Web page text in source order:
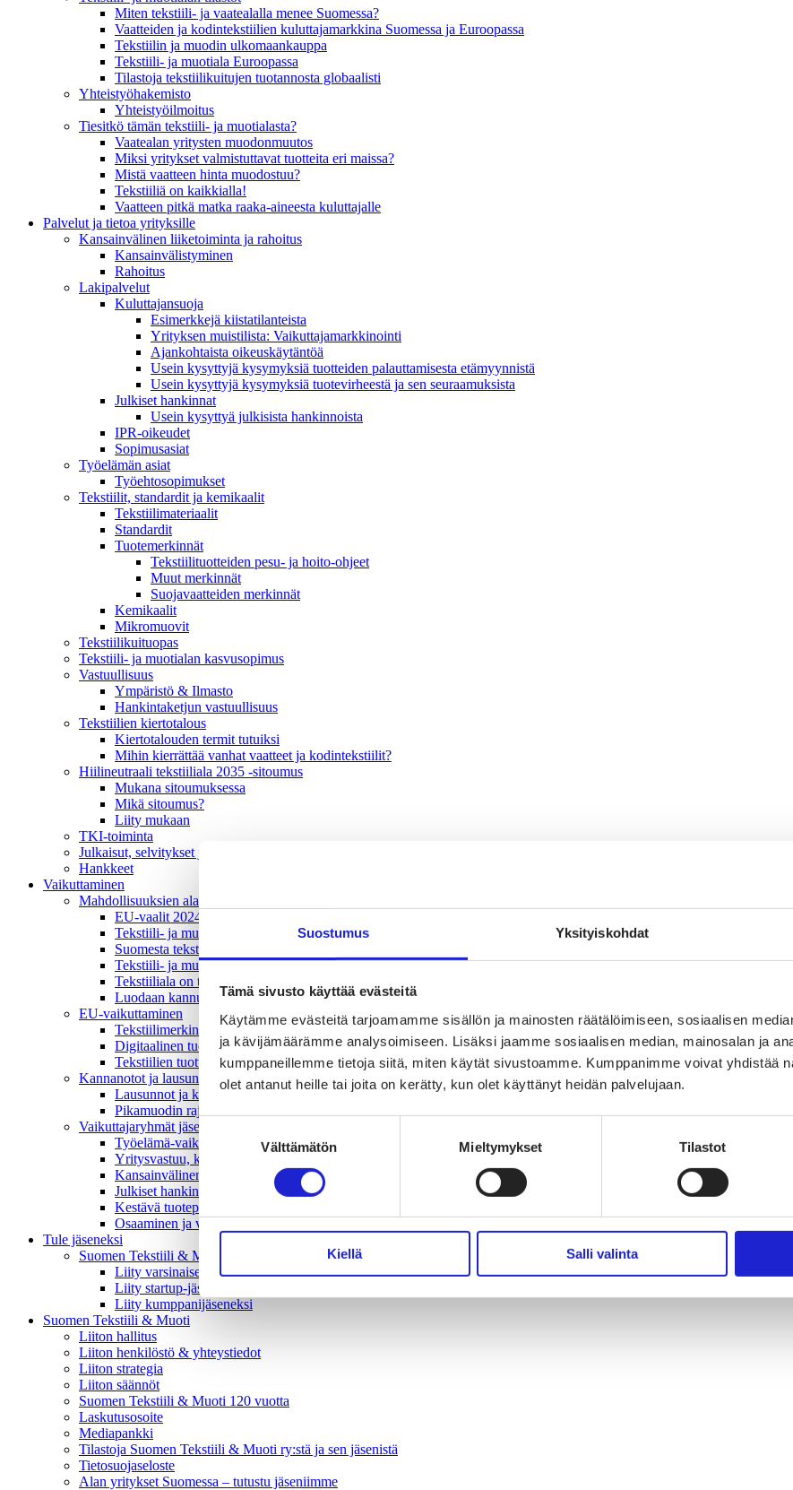
Suostumus Yksityiskohdat
Tämä sivusto käyttää evästeitä
Käytämme evästeitä tarjoamamme sisällön ja mainosten räätälöimiseen, sosiaalisen
ja kävijämäärämme analysoimiseen. Lisäksi jaamme sosiaalisen median, mainosalan ja
kumppaneillemme tietoja siitä, miten käytät sivustoamme. Kumppanimme voivat yhdistää
olet antanut heille tai joita on kerätty, kun olet käyttänyt heidän palvelujaan.
Suostumuksen
valinta
Välttämätön Mieltymykset Tilastot
Kiellä Salli valinta
Miten tekstiili- ja vaatealalla menee Suomessa?
Vaatteiden ja kodintekstiilien kuluttajamarkkina Suomessa ja Euroopassa
Tekstiilin ja muodin ulkomaankauppa
Tekstiili- ja muotiala Euroopassa
Tilastoja tekstiilikuitujen tuotannosta globaalisti
Yhteistyö­hakemisto
Yhteistyöilmoitus
Tiesitkö tämän tekstiili- ja muotialasta?
Vaatealan yritysten muodonmuutos
Miksi yritykset valmistuttavat tuotteita eri maissa?
Mistä vaatteen hinta muodostuu?
Tekstiiliä on kaikkialla!
Vaatteen pitkä matka raaka-aineesta kuluttajalle
Palvelut ja tietoa yrityksille
Kansainvälinen liiketoiminta ja rahoitus
Kansain­välistyminen
Rahoitus
Lakipalvelut
Kuluttajansuoja
Esimerkkejä kiistatilanteista
Yrityksen muistilista: Vaikuttaja­markkinointi
Ajankohtaista oikeuskäytäntöä
Usein kysyttyjä kysymyksiä tuotteiden palauttamisesta etämyynnistä
Usein kysyttyjä kysymyksiä tuotevirheestä ja sen seuraamuksista
Julkiset hankinnat
Usein kysyttyä julkisista hankinnoista
IPR-oikeudet
Sopimusasiat
Työelämän asiat
Työehto­sopimukset
Tekstiilit, standardit ja kemikaalit
Tekstiilimateriaalit
Standardit
Tuotemerkinnät
Tekstiilituotteiden pesu- ja hoito-ohjeet
Muut merkinnät
Suojavaatteiden merkinnät
Kemikaalit
Mikromuovit
Tekstiilikuitu­opas
Tekstiili- ja muotialan kasvusopimus
Vastuullisuus
Ympäristö & Ilmasto
Hankintaketjun vastuullisuus
Tekstiilien kiertotalous
Kiertotalouden termit tutuiksi
Mihin kierrättää vanhat vaatteet ja kodintekstiilit?
Hiilineutraali tekstiiliala 2035 -sitoumus
Mukana sitoumuksessa
Mikä sitoumus?
Liity mukaan
TKI-toiminta
Julkaisut, selvitykset ja raportit
Hankkeet
Vaikuttaminen
Mahdollisuuksien ala – lue vaikuttamis­viestimme
EU-vaalit 2024: Reilut pelisäännöt turvaavat elinvoimaisen tekstiili- ja muotialan Suomessa ja Euroopassa
Tekstiili- ja muotialasta viennin uusi kärki
Suomesta tekstiilialan kiertotalouden & vastuullisuuden suunnannäyttäjä
Tekstiili- ja muotiala tarvitsee monipuolista osaamista
Tekstiiliala on tärkeä osa Suomen huoltovarmuutta
Luodaan kannusteet kuluttajan vihreään siirtymään
EU-vaikuttaminen
Tekstiilimerkintäuudistus (TLR)
Digitaalinen tuotepassi
Tekstiilien tuottajavastuu (EPR)
Kannanotot ja lausunnot
Lausunnot ja kantapaperit
Pikamuodin rajoittaminen
Vaikuttajaryhmät jäsenyrityksille
Työelämä-vaikuttajaryhmä
Yritysvastuu, kiertotalous ja toimivat markkinat -vaikuttajaryhmä
Kansainvälinen liiketoiminta ja rahoitus -vaikuttajaryhmä
Julkiset hankinnat ja huoltovarmuus -vaikuttajaryhmä
Kestävä tuotepolitiikka​ -vaikuttajaryhmä
Osaaminen ja vetovoima -vaikuttajaryhmä
Tule jäseneksi
Suomen Tekstiili & Muodin jäsenyysmuodot
Liity varsinaiseksi jäseneksi
Liity startup-jäseneksi
Liity kumppani­jäseneksi
Suomen Tekstiili & Muoti
Liiton hallitus
Liiton henkilöstö & yhteystiedot
Liiton strategia
Liiton säännöt
Suomen Tekstiili & Muoti 120 vuotta
Laskutusosoite
Mediapankki
Tilastoja Suomen Tekstiili & Muoti ry:stä ja sen jäsenistä
Tietosuojaseloste
Alan yritykset Suomessa – tutustu jäseniimme